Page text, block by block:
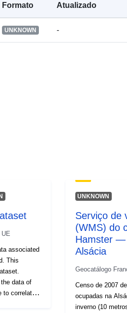
Formato Atualizado
UNKNOWN -
identificadores:
uriRef:
associated
This
data of
to correlate
UNKNOWN
Serviço de
(WMS) do
Hamster —
Alsácia
Geocatálogo
Censo de 2007
ocupadas na
inverno (10